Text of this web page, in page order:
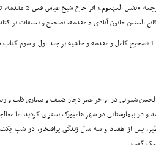
5 مقدمه، تصحیح و تعلیقات بر کتاب «روضة الشهداء»
1 تصحیح کامل و مقدمه و حاشیه بر جلد اول و سوم کتاب
شعرانى در اواخر عمر دچار ضعف و بیمارى قلب
و در بیمارستانى در شهر هامبورگ بسترى گردید اما